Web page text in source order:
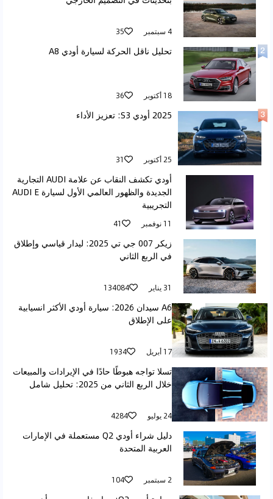
4 سبتمبر 35
تحليل ناقل الحركة لسيارة أودي A8
18 أكتوبر 36
2025 أودي S3: تعزيز الأداء
25 أكتوبر 31
أودي تكشف النقاب عن علامة AUDI التجارية
الجديدة والظهور العالمي الأول لسيارة AUDI E
التجريبية
11 نوفمبر 41
زيكر 007 جي تي 2025: ليدار قياسي وإطلاق
في الربع الثاني
31 يناير 134084
A6 سيدان 2026: سيارة أودي الأكثر انسيابية
على الإطلاق
17 أبريل 1934
تسلا تواجه هبوطًا حادًا في الإيرادات والمبيعات
خلال الربع الثاني من 2025: تحليل شامل
24 يوليو 4284
دليل شراء أودي Q2 مستعملة في الإمارات
العربية المتحدة
2 سبتمبر 104